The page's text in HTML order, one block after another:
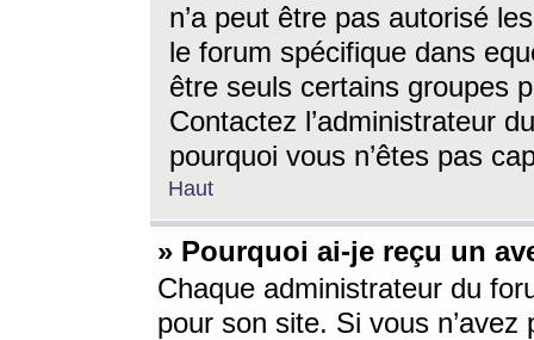
n’a peut être pas autorisé
le forum spécifique dans
être seuls certains groupes
Contactez l’administrateur
pourquoi vous n’êtes pas
Haut
» Pourquoi ai-je reçu un
Chaque administrateur du
pour son site. Si vous